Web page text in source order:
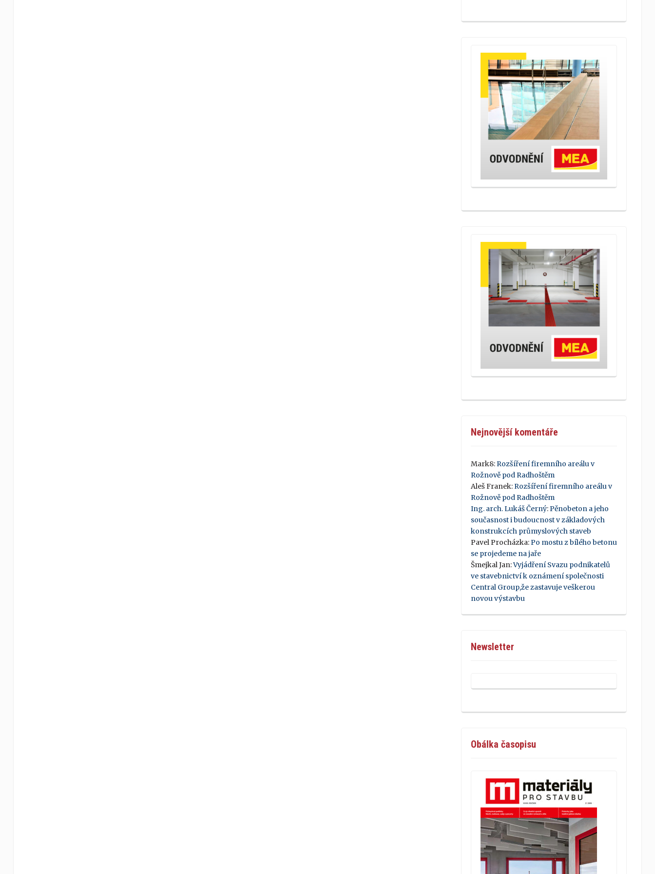
Nejnovější komentáře
Mark8:Rozšíření firemního areálu v
Rožnově pod Radhoštěm
Aleš Franek:Rozšíření firemního areálu v
Rožnově pod Radhoštěm
Ing. arch. Lukáš Černý:Pěnobeton a jeho
současnost i budoucnost v základových
konstrukcích průmyslových staveb
Pavel Procházka:Po mostu z bílého betonu
se projedeme na jaře
Šmejkal Jan:Vyjádření Svazu podnikatelů
ve stavebnictví k oznámení společnosti
Central Group,že zastavuje veškerou
novou výstavbu
Newsletter
Obálka časopisu